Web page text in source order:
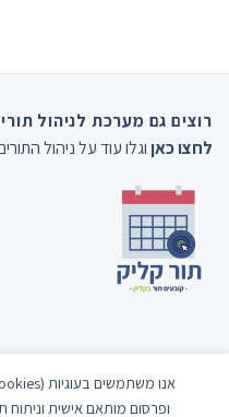
רוצים גם מערכת לניהול
לחצו כאןוגלו עוד על ניהול
ופרסום מותאם אישית